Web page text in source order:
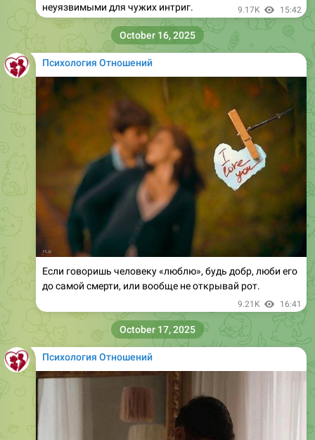
неуязвимыми для чужих интриг.
9.17K 15:42
Психология Отношений
Если говоришь человеку «люблю», будь добр, люби его
до самой смерти, или вообще не открывай рот.
9.21K 16:41
October 16, 2025
Психология Отношений
October 17, 2025